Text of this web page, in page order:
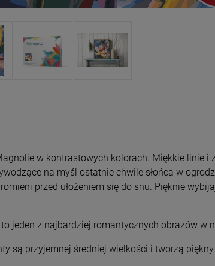
w kontrastowych kolorach. Miękkie linie
na myśl ostatnie chwile słońca w
przed ułożeniem się do snu. Pięknie
jeden z najbardziej romantycznych obrazów w
są przyjemnej średniej wielkości i tworzą